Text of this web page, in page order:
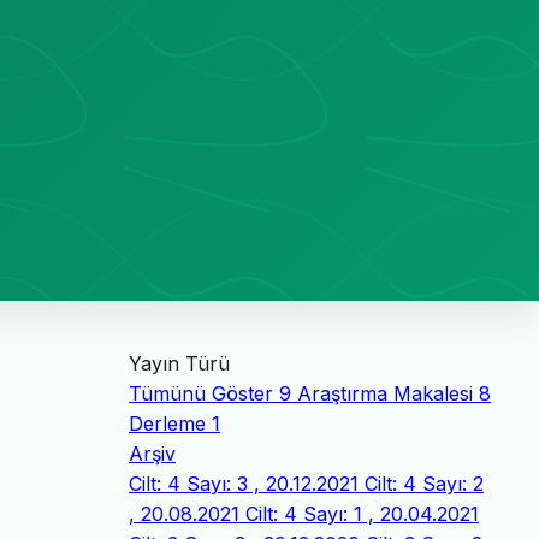
Yayın Türü
Tümünü Göster 9 Araştırma Makalesi 8
Derleme 1
Arşiv
Cilt: 4 Sayı: 3 , 20.12.2021 Cilt: 4 Sayı: 2
, 20.08.2021 Cilt: 4 Sayı: 1 , 20.04.2021